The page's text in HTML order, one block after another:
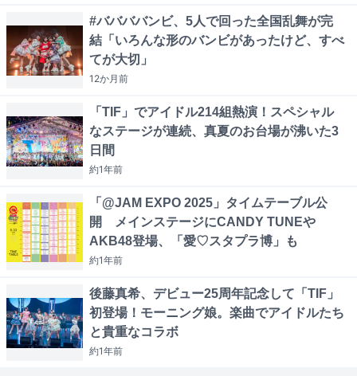
#ババババンビ、5人で回った全国乱舞が完
結「いろんな形のバンビがあったけど、すべ
てが大切」
12か月前
「TIF」でアイドル214組熱演！スペシャル
なステージが連続、真夏のお台場が沸いた3
日間
約1年前
「@JAM EXPO 2025」タイムテーブル公
開 メインステージにCANDY TUNEや
AKB48登場、「愛♡スタプラ博」も
約1年前
後藤真希、デビュー25周年記念して「TIF」
初登場！モーニング娘。楽曲でアイドルたち
と貴重なコラボ
約1年前